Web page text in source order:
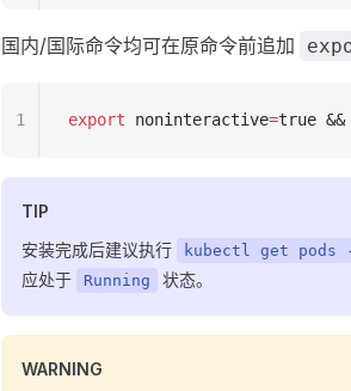
国内/国际命令均可在原命令前追加
export noninteractive=true &&
1
TIP
安装完成后建议执行
kubectl get pods
应处于
Running 状态。
WARNING